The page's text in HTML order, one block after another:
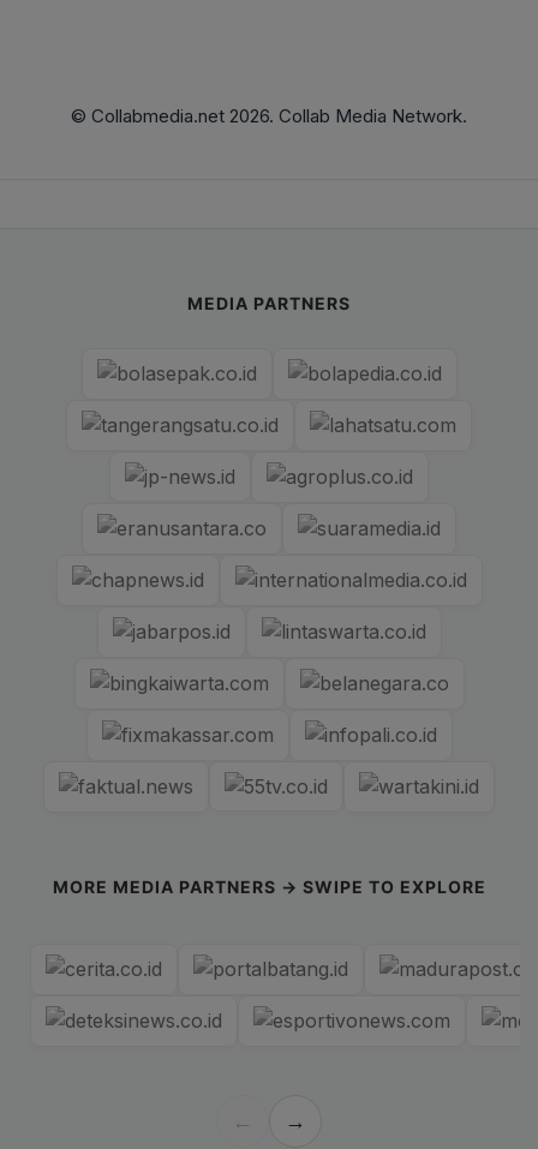
© Collabmedia.net 2026. Collab Media Network.
MEDIA PARTNERS
MORE MEDIA PARTNERS → SWIPE TO EXPLORE
← →